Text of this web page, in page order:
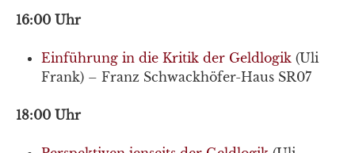
16:00 Uhr
Einführung in die Kritik der Geldlogik (Uli
Frank) – Franz Schwackhöfer-Haus SR07
18:00 Uhr